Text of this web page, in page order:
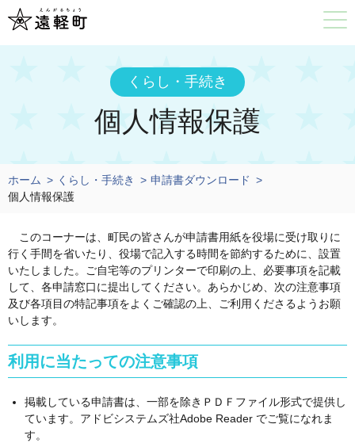
くらし・手続き
個人情報保護
ホーム くらし・手続き
申請書ダウンロード
個人情報保護
このコーナーは、町民の皆さんが申請書用紙を役場に受け取りに
行く手間を省いたり、役場で記入する時間を節約するために、設置
いたしました。ご自宅等のプリンターで印刷の上、必要事項を記載
して、各申請窓口に提出してください。あらかじめ、次の注意事項
及び各項目の特記事項をよくご確認の上、ご利用くださるようお願
いします。
利用に当たっての注意事項
掲載している申請書は、一部を除きＰＤＦファイル形式で提供し
ています。アドビシステムズ社Adobe Reader でご覧になれま
す。